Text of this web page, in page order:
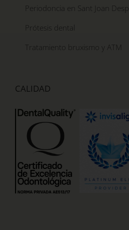
Periodoncia en Sant Joan Despí
Prótesis dental
Tratamiento bruxismo y ATM
CALIDAD